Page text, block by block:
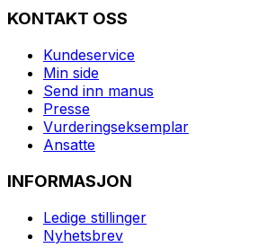
KONTAKT OSS
Kundeservice
Min side
Send inn manus
Presse
Vurderingseksemplar
Ansatte
INFORMASJON
Ledige stillinger
Nyhetsbrev